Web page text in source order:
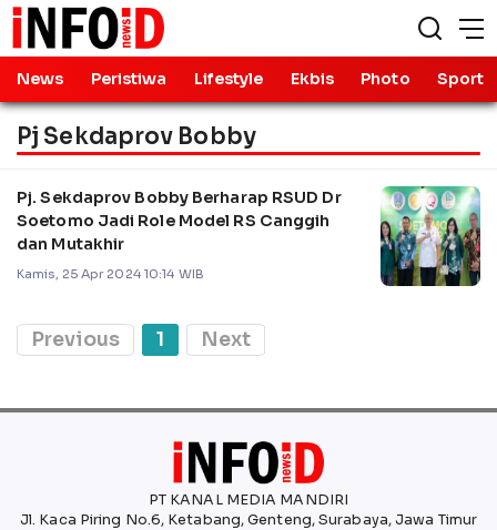
News Peristiwa Lifestyle Ekbis Photo Sport
Pj Sekdaprov Bobby
Pj. Sekdaprov Bobby Berharap RSUD Dr
Soetomo Jadi Role Model RS Canggih
dan Mutakhir
Kamis, 25 Apr 2024 10:14 WIB
Previous 1 Next
PT KANAL MEDIA MANDIRI
Jl. Kaca Piring No.6, Ketabang, Genteng, Surabaya, Jawa Timur